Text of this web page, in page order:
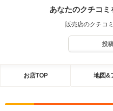
あなたのクチコミ
販売店のクチコ
投
お店TOP 地図&